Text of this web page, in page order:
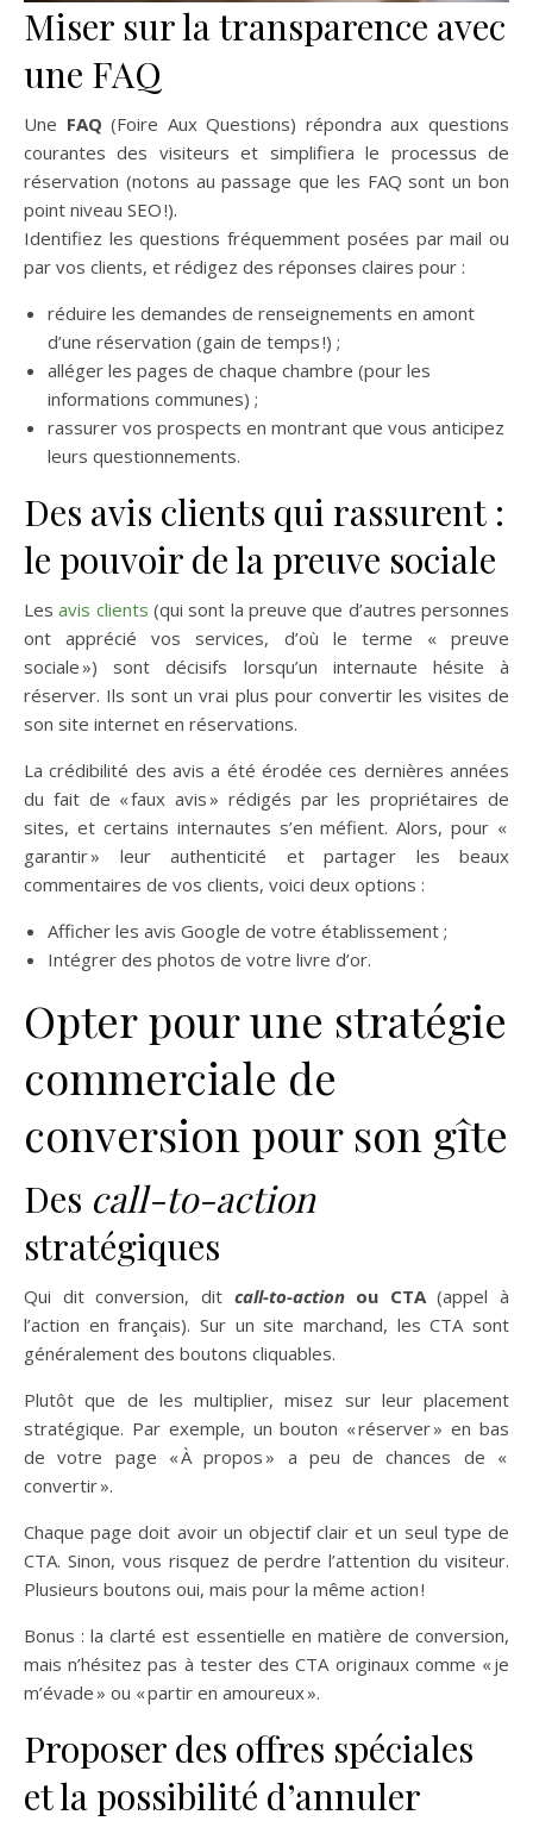
Miser sur la transparence avec
une FAQ
Une FAQ (Foire Aux Questions) répondra aux questions
courantes des visiteurs et simplifiera le processus de
réservation (notons au passage que les FAQ sont un bon
point niveau SEO !).
Identifiez les questions fréquemment posées par mail ou
par vos clients, et rédigez des réponses claires pour :
réduire les demandes de renseignements en amont
d’une réservation (gain de temps !) ;
alléger les pages de chaque chambre (pour les
informations communes) ;
rassurer vos prospects en montrant que vous anticipez
leurs questionnements.
Des avis clients qui rassurent :
le pouvoir de la preuve sociale
Lesavis clients (qui sont la preuve que d’autres personnes
ont apprécié vos services, d’où le terme « preuve
sociale ») sont décisifs lorsqu’un internaute hésite à
réserver. Ils sont un vrai plus pour convertir les visites de
son site internet en réservations.
La crédibilité des avis a été érodée ces dernières années
du fait de « faux avis » rédigés par les propriétaires de
sites, et certains internautes s’en méfient. Alors, pour «
garantir » leur authenticité et partager les beaux
commentaires de vos clients, voici deux options :
Afficher les avis Google de votre établissement ;
Intégrer des photos de votre livre d’or.
Opter pour une stratégie
commerciale de
conversion pour son gîte
Des call-to-action
stratégiques
Qui dit conversion, dit call-to-actionou CTA(appel à
l’action en français). Sur un site marchand, les CTA sont
généralement des boutons cliquables.
Plutôt que de les multiplier, misez sur leur placement
stratégique. Par exemple, un bouton « réserver » en bas
de votre page « À propos » a peu de chances de «
convertir ».
Chaque page doit avoir un objectif clair et un seul type de
CTA. Sinon, vous risquez de perdre l’attention du visiteur.
Plusieurs boutons oui, mais pour la même action !
Bonus : la clarté est essentielle en matière de conversion,
mais n’hésitez pas à tester des CTA originaux comme « je
m’évade » ou « partir en amoureux ».
Proposer des offres spéciales
et la possibilité d’annuler